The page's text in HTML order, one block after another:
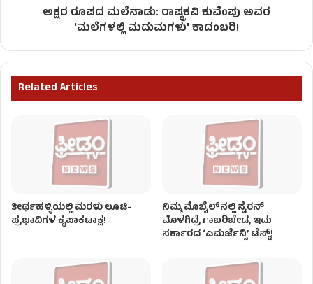
ಅಕ್ಷರ ರೂಪದ ಮಲೆನಾಡು: ರಾಷ್ಟ್ರಕವಿ ಕುವೆಂಪು ಅವರ
'ಮಲೆಗಳಲ್ಲಿ ಮದುಮಗಳು' ಕಾದಂಬರಿ!
Related Articles
ತೀರ್ಥಹಳ್ಳಿಯಲ್ಲಿ ಮರಳು ಲೂಟಿ-
ಪ್ರಭಾವಿಗಳ ಕೃಪಾಕಟಾಕ್ಷ!
ನಿಮ್ಮ ಮೊಬೈಲ್​​ನಲ್ಲಿ ಸೈರನ್
ಮೊಳಗಿದ್ರೆ ಗಾಬರಿಬೇಡ, ಇದು
ಸರ್ಕಾರದ ‘ಎಮರ್ಜೆನ್ಸಿ’ ಟೆಸ್ಟ್!